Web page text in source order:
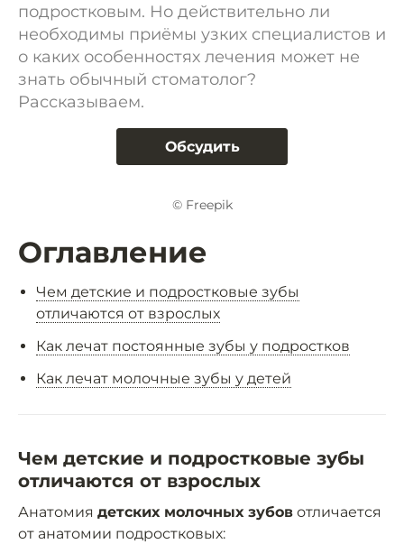
подростковым. Но действительно ли
необходимы приёмы узких специалистов и
о каких особенностях лечения может не
знать обычный стоматолог?
Рассказываем.
Обсудить
© Freepik
Оглавление
Чем детские и подростковые зубы
отличаются от взрослых
Как лечат постоянные зубы у подростков
Как лечат молочные зубы у детей
Чем детские и подростковые зубы
отличаются от взрослых
Анатомия детских молочных зубов отличается
от анатомии подростковых: